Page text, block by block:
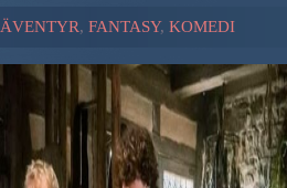
ÄVENTYR, FANTASY, KOMEDI